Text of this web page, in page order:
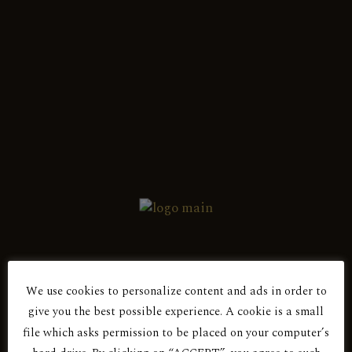
Είσαι άνω των 18 ετών;
ΑΛΜΑ
We use cookies to personalize content and ads in order to
give you the best possible experience. A cookie is a small
file which asks permission to be placed on your computer’s